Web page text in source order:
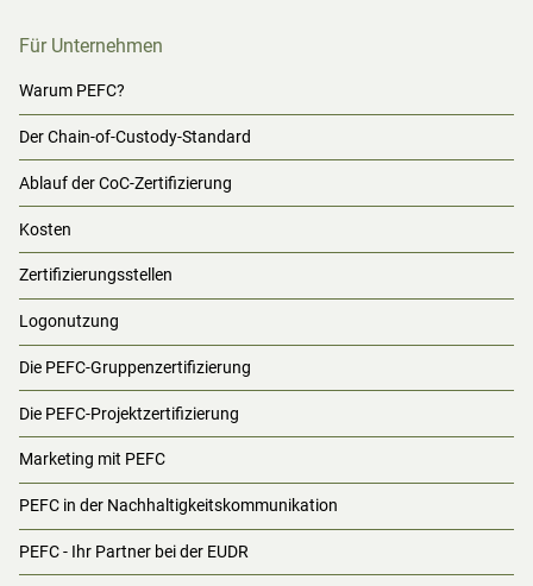
Für Unternehmen
Warum PEFC?
Der Chain-of-Custody-Standard
Ablauf der CoC-Zertifizierung
Kosten
Zertifizierungsstellen
Logonutzung
Die PEFC-Gruppenzertifizierung
Die PEFC-Projektzertifizierung
Marketing mit PEFC
PEFC in der Nachhaltigkeitskommunikation
PEFC - Ihr Partner bei der EUDR